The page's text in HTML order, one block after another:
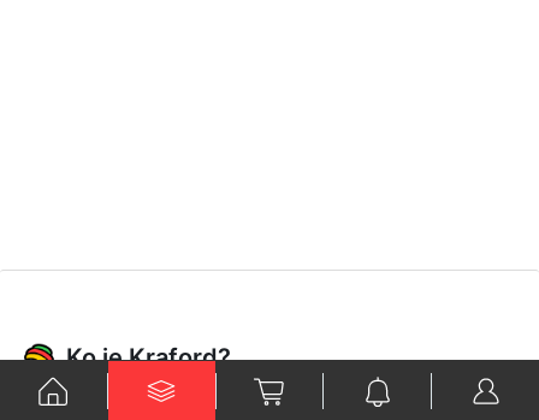
Ko je Kraford?
Kraford je kompanija specijalizovana za inovativne proizvode i
rešenja, fokusirana na kvalitet i zadovoljstvo kupaca. Poznata po